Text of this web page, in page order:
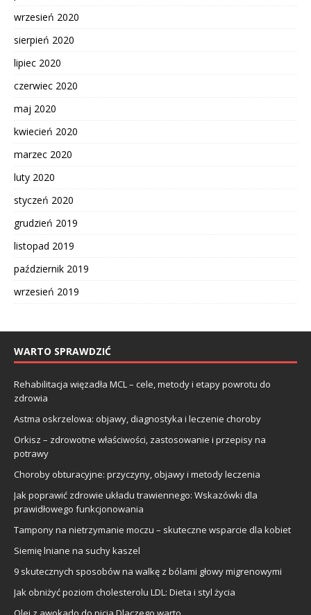
wrzesień 2020
sierpień 2020
lipiec 2020
czerwiec 2020
maj 2020
kwiecień 2020
marzec 2020
luty 2020
styczeń 2020
grudzień 2019
listopad 2019
październik 2019
wrzesień 2019
WARTO SPRAWDZIĆ
Rehabilitacja więzadła MCL – cele, metody i etapy powrotu do
zdrowia
Astma oskrzelowa: objawy, diagnostyka i leczenie choroby
Orkisz – zdrowotne właściwości, zastosowanie i przepisy na
potrawy
Choroby obturacyjne: przyczyny, objawy i metody leczenia
Jak poprawić zdrowie układu trawiennego: Wskazówki dla
prawidłowego funkcjonowania
Tampony na nietrzymanie moczu – skuteczne wsparcie dla kobiet
Siemię lniane na suchy kaszel
9 skutecznych sposobów na walkę z bólami głowy migrenowymi
Jak obniżyć poziom cholesterolu LDL: Dieta i styl życia